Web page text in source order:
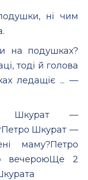
ні чим
на подушках?
тоді й голова
ледащіє ... —
Шкурат —
Шкурат —
маму?Петро
вечероюЩе 2